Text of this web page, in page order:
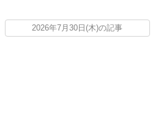
2026年7月30日(木)の記事